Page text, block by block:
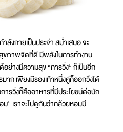
งกายเป็นประจำ สม่ำเสมอ จะ
ขภาพจิตที่ดี มีพลังในการทำงาน
ย่างมีความสุข “การวิ่ง” ก็เป็นอีก
าก เพียงมีรองเท้าหนึ่งคู่ก็ออกวิ่งได้
รวิ่งก็คืออาหารที่มีประโยชน์ต่อนัก
” เราจะไปดูกันว่ากล้วยหอมมี